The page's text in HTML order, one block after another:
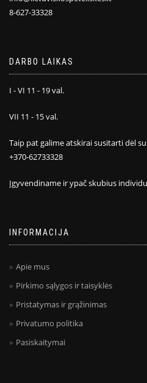
8-627-33328
DARBO LAIKAS
I - VI 11 - 19 val.
VII 11 - 15 val.
Taip pat galime atskirai susitarti dėl
+370-62733328
Įgyvendiname ir ypač skubius
INFORMACIJA
Apie mus
Pirkimo sąlygos ir taisyklės
Pristatymas ir grąžinimas
Privatumo politika
Pasiskaitymai